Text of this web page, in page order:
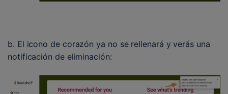
b. El icono de corazón ya no se rellenará y verás una
notificación de eliminación: